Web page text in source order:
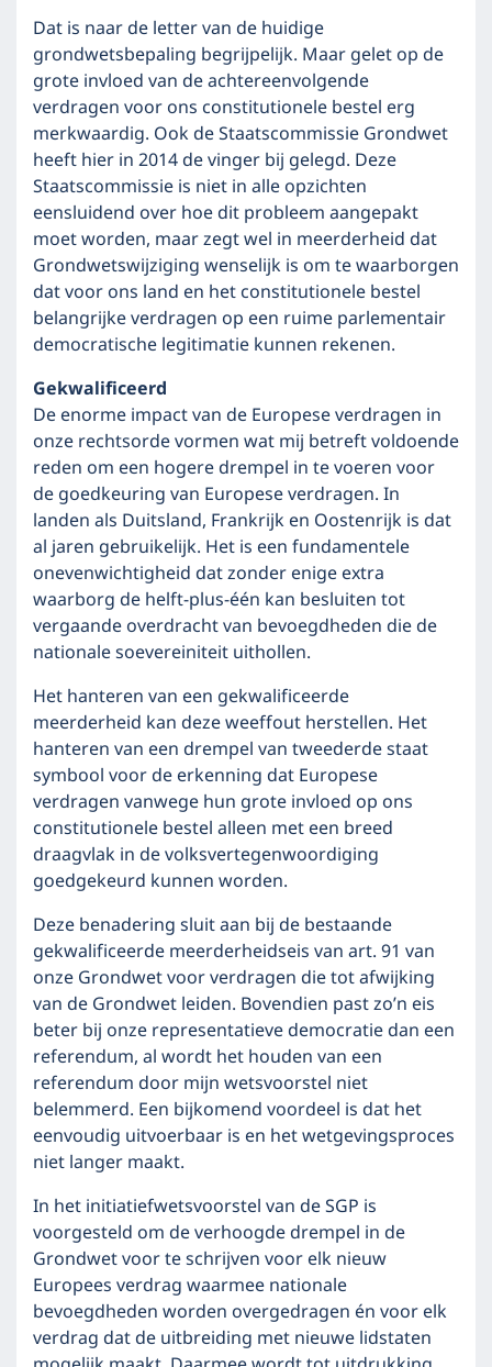
Dat is naar de letter van de huidige
grondwetsbepaling begrijpelijk. Maar gelet op de
grote invloed van de achtereenvolgende
verdragen voor ons constitutionele bestel erg
merkwaardig. Ook de Staatscommissie Grondwet
heeft hier in 2014 de vinger bij gelegd. Deze
Staatscommissie is niet in alle opzichten
eensluidend over hoe dit probleem aangepakt
moet worden, maar zegt wel in meerderheid dat
Grondwetswijziging wenselijk is om te waarborgen
dat voor ons land en het constitutionele bestel
belangrijke verdragen op een ruime parlementair
democratische legitimatie kunnen rekenen.
Gekwalificeerd
De enorme impact van de Europese verdragen in
onze rechtsorde vormen wat mij betreft voldoende
reden om een hogere drempel in te voeren voor
de goedkeuring van Europese verdragen. In
landen als Duitsland, Frankrijk en Oostenrijk is dat
al jaren gebruikelijk. Het is een fundamentele
onevenwichtigheid dat zonder enige extra
waarborg de helft-plus-één kan besluiten tot
vergaande overdracht van bevoegdheden die de
nationale soevereiniteit uithollen.
Het hanteren van een gekwalificeerde
meerderheid kan deze weeffout herstellen. Het
hanteren van een drempel van tweederde staat
symbool voor de erkenning dat Europese
verdragen vanwege hun grote invloed op ons
constitutionele bestel alleen met een breed
draagvlak in de volksvertegenwoordiging
goedgekeurd kunnen worden.
Deze benadering sluit aan bij de bestaande
gekwalificeerde meerderheidseis van art. 91 van
onze Grondwet voor verdragen die tot afwijking
van de Grondwet leiden. Bovendien past zo’n eis
beter bij onze representatieve democratie dan een
referendum, al wordt het houden van een
referendum door mijn wetsvoorstel niet
belemmerd. Een bijkomend voordeel is dat het
eenvoudig uitvoerbaar is en het wetgevingsproces
niet langer maakt.
In het initiatiefwetsvoorstel van de SGP is
voorgesteld om de verhoogde drempel in de
Grondwet voor te schrijven voor elk nieuw
Europees verdrag waarmee nationale
bevoegdheden worden overgedragen én voor elk
verdrag dat de uitbreiding met nieuwe lidstaten